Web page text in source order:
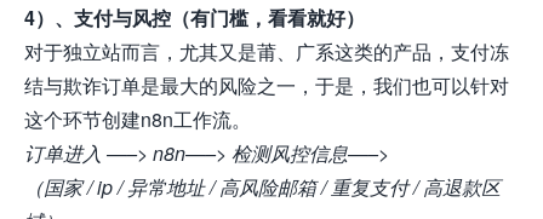
4）、支付与风控（有门槛，看看就好）
对于独立站而言，尤其又是莆、广系这类的产品，支付冻
结与欺诈订单是最大的风险之一，于是，我们也可以针对
这个环节创建n8n工作流。
订单进入 —–> n8n—–> 检测风控信息—–>
（国家 / ip / 异常地址 / 高风险邮箱 / 重复支付 / 高退款区